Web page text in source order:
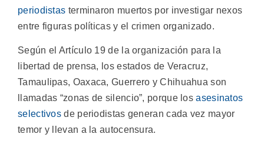
periodistas terminaron muertos por investigar nexos
entre figuras políticas y el crimen organizado.
Según el Artículo 19 de la organización para la
libertad de prensa, los estados de Veracruz,
Tamaulipas, Oaxaca, Guerrero y Chihuahua son
llamadas “zonas de silencio”, porque losasesinatos
selectivos de periodistas generan cada vez mayor
temor y llevan a la autocensura.